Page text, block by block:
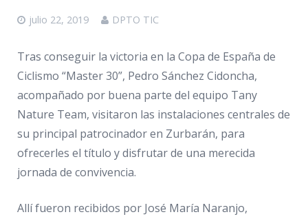
julio 22, 2019 DPTO TIC
Tras conseguir la victoria en la Copa de España de
Ciclismo “Master 30”, Pedro Sánchez Cidoncha,
acompañado por buena parte del equipo Tany
Nature Team, visitaron las instalaciones centrales de
su principal patrocinador en Zurbarán, para
ofrecerles el título y disfrutar de una merecida
jornada de convivencia.
Allí fueron recibidos por José María Naranjo,